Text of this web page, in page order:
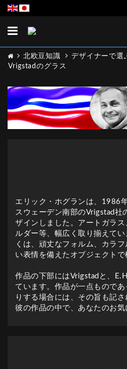
Toggle
北欧豆知識 デザイナーで選
Vrigstadのグラス
エリック・ホグランは、1986
スウェーデン南部のVrigstad社
ザインしました。アートガラ
ルダー等、幅広く取り揃えて
くは、頑丈なフォルム、カラ
い表情を備えたオブジェクトで
作品の下部にはVrigstadと、
ています。作品が一点もので
りする場合には、その旨も記さ
彼の作品の中で、あなたのお気